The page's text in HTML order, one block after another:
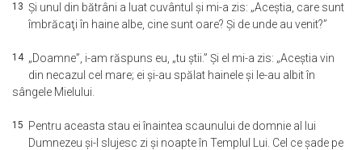
13 Şi unul din bătrâni a luat cuvântul şi mi-a zis: „Aceştia, care sunt
îmbrăcaţi în haine albe, cine sunt oare? Şi de unde au venit?”
14 „Doamne”, i-am răspuns eu, „tu ştii.” Şi el mi-a zis: „Aceştia vin
din necazul cel mare; ei şi-au spălat hainele şi le-au albit în
sângele Mielului.
15 Pentru aceasta stau ei înaintea scaunului de domnie al lui
Dumnezeu şi-I slujesc zi şi noapte în Templul Lui. Cel ce şade pe